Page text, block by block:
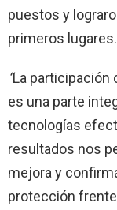
puestos y
primeros lugares.
“La participación
es una parte
tecnologías
resultados nos
mejora y
protección